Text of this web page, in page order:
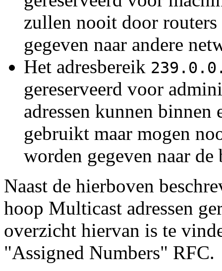
zullen nooit door
gegeven naar andere
Het adresbereik
gereserveerd voor
adressen kunnen
gebruikt maar mogen
worden gegeven naar
Naast de hierboven
hoop Multicast adressen
overzicht hiervan is te
"Assigned Numbers" RFC.